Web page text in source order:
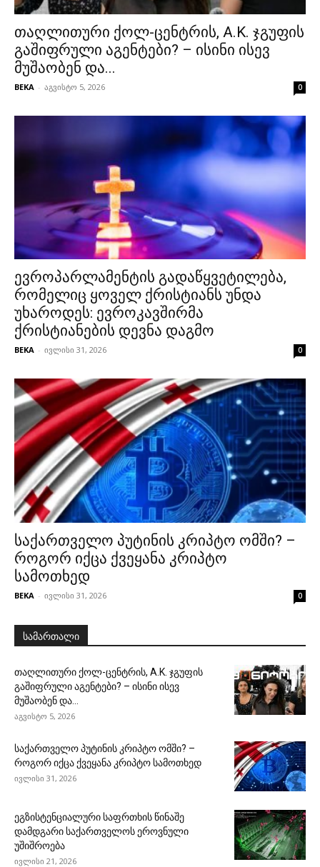
თაღლითური ქოლ-ცენტრის, A.K. ჯგუფის
გაშიფრული აგენტები? – ისინი ისევ
მუშაობენ და...
BEKA - აგვისტო 5, 2026 0
ევროპარლამენტის გადაწყვეტილება,
რომელიც ყოველ ქრისტიანს უნდა
უხაროდეს: ევროკავშირმა
ქრისტიანების დევნა დაგმო
BEKA - ივლისი 31, 2026 0
საქართველო პუტინის კრიპტო ომში? –
როგორ იქცა ქვეყანა კრიპტო
სამოთხედ
BEKA - ივლისი 31, 2026 0
სამართალი
თაღლითური ქოლ-ცენტრის, A.K. ჯგუფის
გაშიფრული აგენტები? – ისინი ისევ
მუშაობენ და...
აგვისტო 5, 2026
საქართველო პუტინის კრიპტო ომში? –
როგორ იქცა ქვეყანა კრიპტო სამოთხედ
ივლისი 31, 2026
ეგზისტენციალური საფრთხის წინაშე
დამდგარი საქართველოს ეროვნული
უშიშროება
ივლისი 21, 2026